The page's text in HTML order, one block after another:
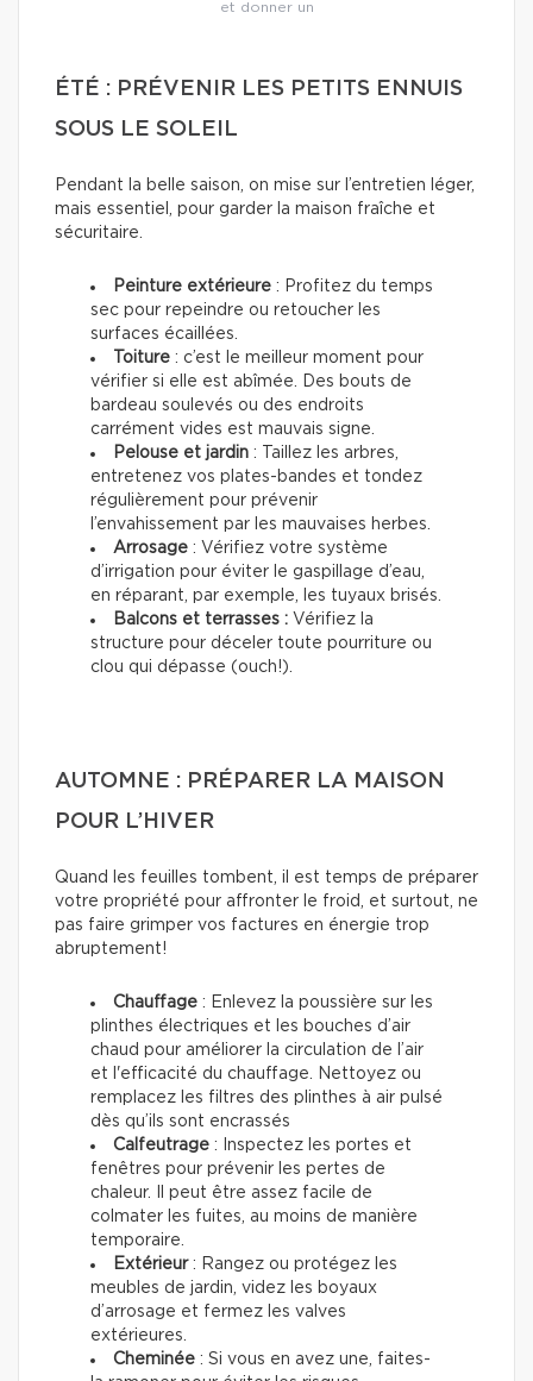
et donner un
ÉTÉ : PRÉVENIR LES PETITS ENNUIS
SOUS LE SOLEIL
Pendant la belle saison, on mise sur l’entretien léger,
mais essentiel, pour garder la maison fraîche et
sécuritaire.
Peinture extérieure : Profitez du temps
sec pour repeindre ou retoucher les
surfaces écaillées.
Toiture : c’est le meilleur moment pour
vérifier si elle est abîmée. Des bouts de
bardeau soulevés ou des endroits
carrément vides est mauvais signe.
Pelouse et jardin : Taillez les arbres,
entretenez vos plates-bandes et tondez
régulièrement pour prévenir
l’envahissement par les mauvaises herbes.
Arrosage : Vérifiez votre système
d’irrigation pour éviter le gaspillage d’eau,
en réparant, par exemple, les tuyaux brisés.
Balcons et terrasses : Vérifiez la
structure pour déceler toute pourriture ou
clou qui dépasse (ouch!).
AUTOMNE : PRÉPARER LA MAISON
POUR L’HIVER
Quand les feuilles tombent, il est temps de préparer
votre propriété pour affronter le froid, et surtout, ne
pas faire grimper vos factures en énergie trop
abruptement!
Chauffage : Enlevez la poussière sur les
plinthes électriques et les bouches d’air
chaud pour améliorer la circulation de l’air
et l'efficacité du chauffage. Nettoyez ou
remplacez les filtres des plinthes à air pulsé
dès qu’ils sont encrassés
Calfeutrage : Inspectez les portes et
fenêtres pour prévenir les pertes de
chaleur. Il peut être assez facile de
colmater les fuites, au moins de manière
temporaire.
Extérieur: Rangez ou protégez les
meubles de jardin, videz les boyaux
d’arrosage et fermez les valves
extérieures.
Cheminée : Si vous en avez une, faites-